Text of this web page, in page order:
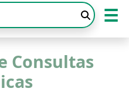
☰
Consultas